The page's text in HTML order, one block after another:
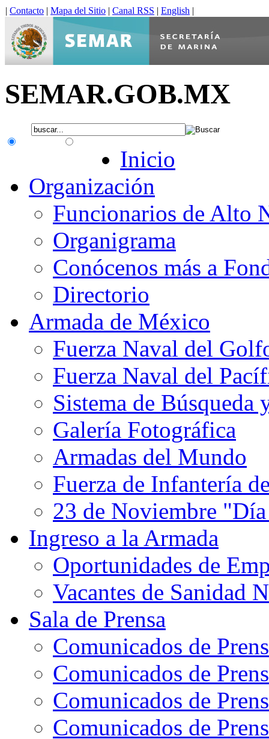
| Contacto | Mapa del Sitio | Canal RSS | English |
SEMAR.GOB.MX
Inicio
Organización
Funcionarios de Alto
Organigrama
Conócenos más a
Directorio
Armada de México
Fuerza Naval del
Fuerza Naval del
Sistema de Búsqueda
Galería Fotográfica
Armadas del Mundo
Fuerza de Infantería
23 de Noviembre
Ingreso a la Armada
Oportunidades de
Vacantes de Sanidad
Sala de Prensa
Comunicados de
Comunicados de
Comunicados de
Comunicados de